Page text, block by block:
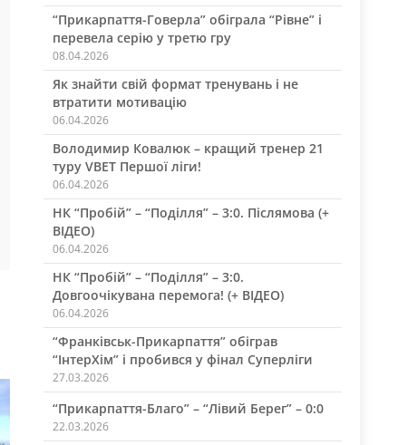
“Прикарпаття-Говерла” обіграла “Рівне” і
перевела серію у третю гру
08.04.2026
Як знайти свій формат тренувань і не
втратити мотивацію
06.04.2026
Володимир Ковалюк – кращий тренер 21
туру VBET Першої ліги!
06.04.2026
НК “Пробій” – “Поділля” – 3:0. Післямова (+
ВІДЕО)
06.04.2026
НК “Пробій” – “Поділля” – 3:0.
Довгоочікувана перемога! (+ ВІДЕО)
06.04.2026
“Франківськ-Прикарпаття” обіграв
“ІнтерХім” і пробився у фінал Суперліги
27.03.2026
“Прикарпаття-Благо” – “Лівий Берег” – 0:0
22.03.2026